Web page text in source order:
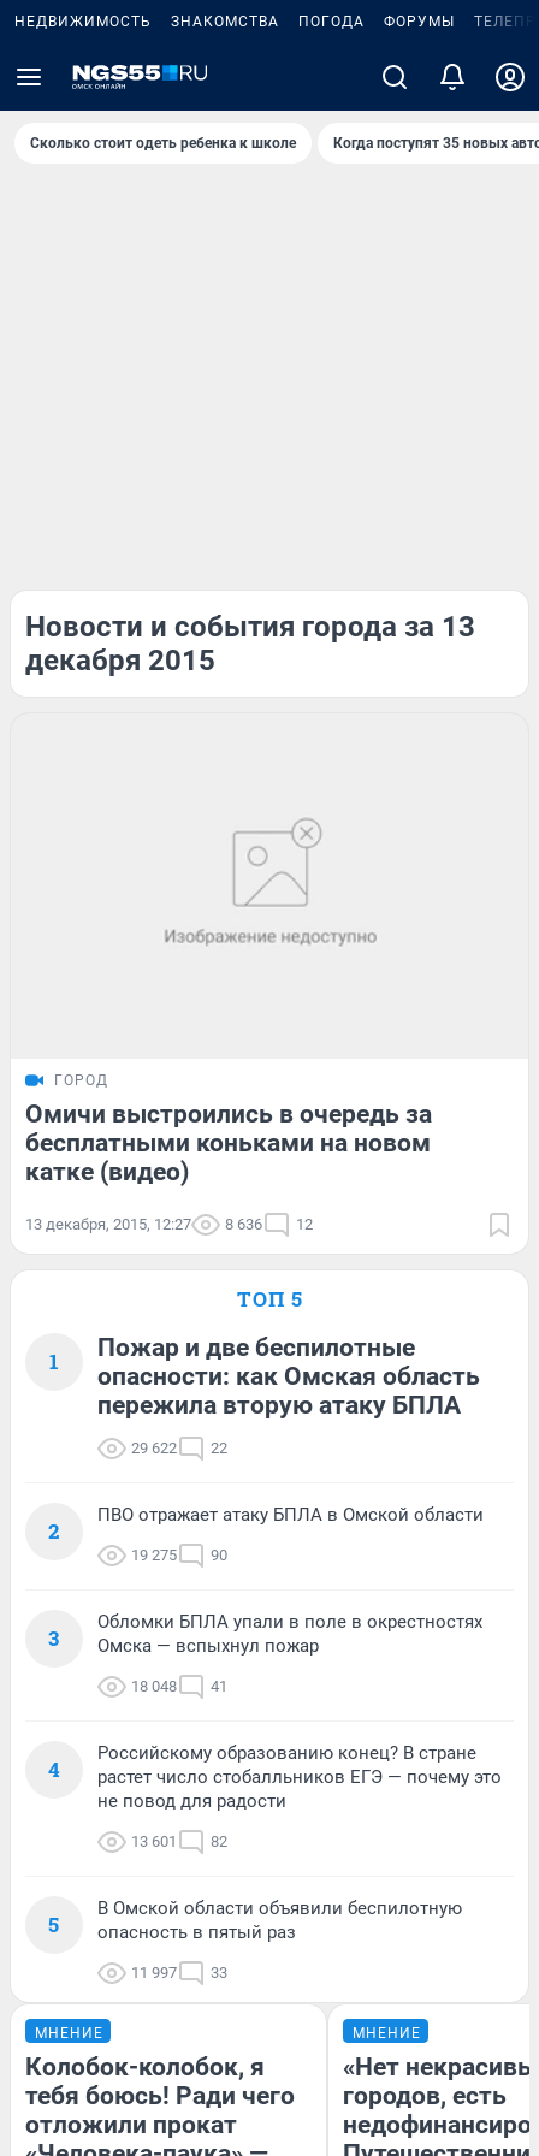
НЕДВИЖИМОСТЬ ЗНАКОМСТВА ПОГОДА ФОРУМЫ
Сколько стоит одеть ребенка к школе Когда поступят 35 новых
Новости и события города за 13
декабря 2015
ГОРОД
Омичи выстроились в очередь за
бесплатными коньками на новом
катке (видео)
13 декабря, 2015, 12:27 8 636 12
ТОП 5
1
Пожар и две беспилотные
опасности: как Омская область
пережила вторую атаку БПЛА
29 622 22
2
ПВО отражает атаку БПЛА в Омской области
19 275 90
3
Обломки БПЛА упали в поле в окрестностях
Омска — вспыхнул пожар
18 048 41
4
Российскому образованию конец? В стране
растет число стобалльников ЕГЭ — почему это
не повод для радости
13 601 82
5
В Омской области объявили беспилотную
опасность в пятый раз
11 997 33
МНЕНИЕ
Колобок-колобок, я
тебя боюсь! Ради чего
отложили прокат
МНЕНИЕ
«Нет
городов, есть